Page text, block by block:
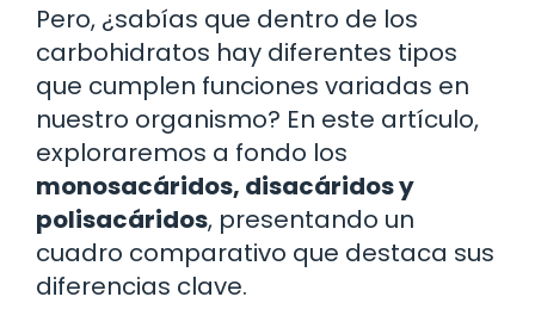
Pero, ¿sabías que dentro de los
carbohidratos hay diferentes tipos
que cumplen funciones variadas en
nuestro organismo? En este artículo,
exploraremos a fondo los
monosacáridos, disacáridos y
polisacáridos, presentando un
cuadro comparativo que destaca sus
diferencias clave.